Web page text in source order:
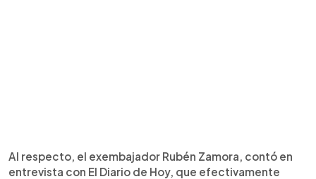
Al respecto, el exembajador Rubén Zamora, contó en
entrevista con El Diario de Hoy, que efectivamente